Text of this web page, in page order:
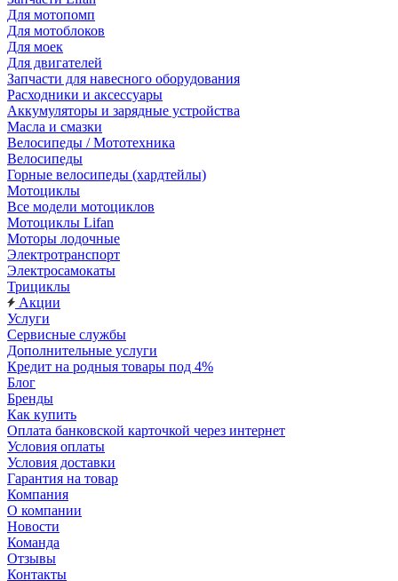
Для мотопомп
Для мотоблоков
Для моек
Для двигателей
Запчасти для навесного оборудования
Расходники и аксессуары
Аккумуляторы и зарядные устройства
Масла и смазки
Велосипеды / Мототехника
Велосипеды
Горные велосипеды (хардтейлы)
Мотоциклы
Все модели мотоциклов
Мотоциклы Lifan
Моторы лодочные
Электротранспорт
Электросамокаты
Трициклы
Акции
Услуги
Сервисные службы
Дополнительные услуги
Кредит на родныя товары под 4%
Блог
Бренды
Как купить
Оплата банковской карточкой через интернет
Условия оплаты
Условия доставки
Гарантия на товар
Компания
О компании
Новости
Команда
Отзывы
Контакты